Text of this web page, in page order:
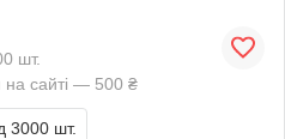
шт.
на сайті — 500 ₴
3000 шт.